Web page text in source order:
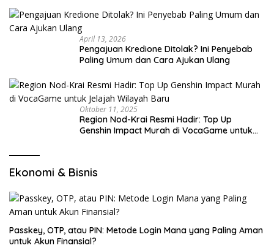
April 13, 2026
Pengajuan Kredione Ditolak? Ini Penyebab
Paling Umum dan Cara Ajukan Ulang
Oktober 11, 2025
Region Nod-Krai Resmi Hadir: Top Up
Genshin Impact Murah di VocaGame untuk
Ekonomi & Bisnis
Passkey, OTP, atau PIN: Metode Login Mana yang Paling Aman
untuk Akun Finansial?